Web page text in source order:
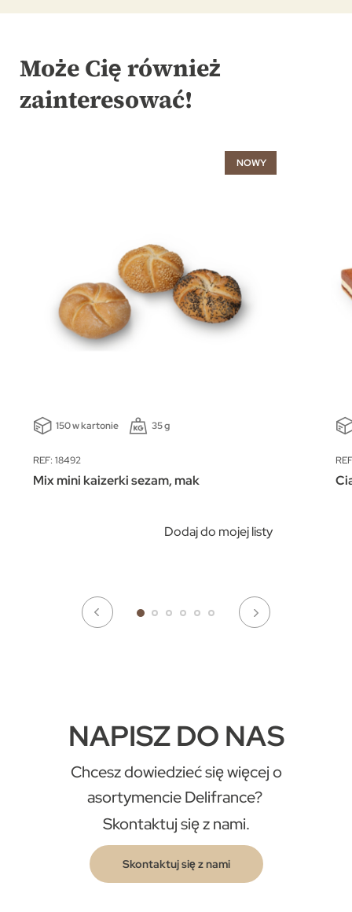
Może Cię również
zainteresować!
NOWY
150 w kartonie 35 g
REF: 18492
Mix mini kaizerki sezam, mak
Dodaj do mojej listy
NAPISZ DO NAS
Chcesz dowiedzieć się więcej o
asortymencie Delifrance?
Skontaktuj się z nami.
Skontaktuj się z nami